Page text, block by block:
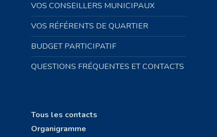
VOS CONSEILLERS MUNICIPAUX
VOS RÉFÉRENTS DE QUARTIER
BUDGET PARTICIPATIF
QUESTIONS FRÉQUENTES ET CONTACTS
Tous les contacts
Organigramme